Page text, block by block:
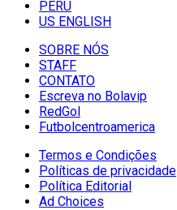
PERU
US ENGLISH
SOBRE NÓS
STAFF
CONTATO
Escreva no Bolavip
RedGol
Futbolcentroamerica
Termos e Condições
Políticas de privacidade
Política Editorial
Ad Choices